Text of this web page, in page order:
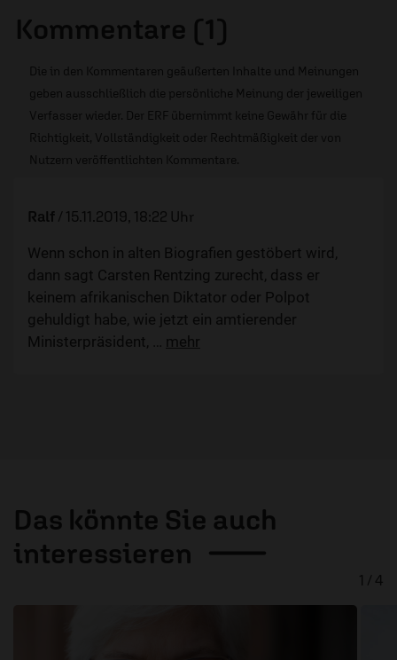
Kommentare (1)
Die in den Kommentaren geäußerten Inhalte und Meinungen
geben ausschließlich die persönliche Meinung der jeweiligen
Verfasser wieder. Der ERF übernimmt keine Gewähr für die
Richtigkeit, Vollständigkeit oder Rechtmäßigkeit der von
Nutzern veröffentlichten Kommentare.
Ralf / 15.11.2019, 18:22 Uhr
Wenn schon in alten Biografien gestöbert wird,
dann sagt Carsten Rentzing zurecht, dass er
keinem afrikanischen Diktator oder Polpot
gehuldigt habe, wie jetzt ein amtierender
Ministerpräsident,
mehr
Das könnte Sie auch
interessieren
1 / 4